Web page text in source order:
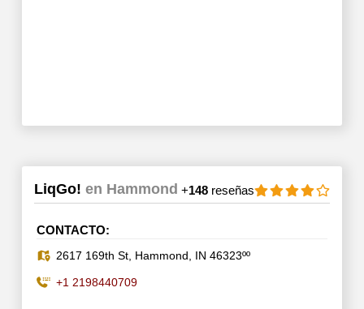
LiqGo! en Hammond +148 reseñas
CONTACTO:
2617 169th St, Hammond, IN 46323ºº
+1 2198440709